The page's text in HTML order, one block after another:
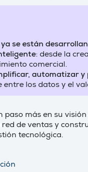
ya se están
: desde la
comercial.
automatizar
entre los datos y el
más en su
de ventas y
tecnológica.